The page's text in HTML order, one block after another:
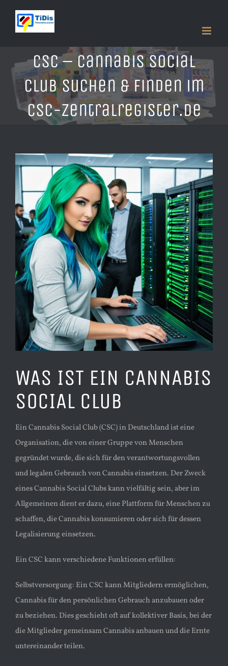
Inhalt
CSC – Cannabis Social
Club suchen & finden im
CSC-Zentralregister.de
Zeige
grösseres
Bild
WAS IST EIN CANNABIS
SOCIAL CLUB
Ein Cannabis Social Club (CSC) in Deutschland ist eine
Organisation, die von einer Gruppe von Menschen
gegründet wurde, die sich für den verantwortungsvollen
und legalen Gebrauch von Cannabis einsetzen. Der Zweck
eines Cannabis Social Clubs kann vielfältig sein, aber im
Allgemeinen dient er dazu, eine Plattform für Menschen zu
schaffen, die Cannabis konsumieren oder sich für dessen
Legalisierung einsetzen.
Ein CSC kann verschiedene Funktionen erfüllen:
Selbstversorgung: Ein CSC kann Mitgliedern ermöglichen,
Cannabis für den persönlichen Gebrauch anzubauen oder
zu beziehen. Dies geschieht oft auf kollektiver Basis, bei der
die Mitglieder gemeinsam Cannabis anbauen und die Ernte
untereinander teilen.